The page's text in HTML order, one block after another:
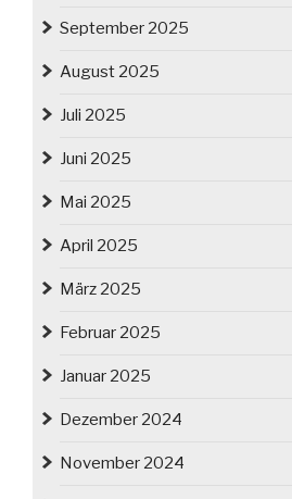
September 2025
August 2025
Juli 2025
Juni 2025
Mai 2025
April 2025
März 2025
Februar 2025
Januar 2025
Dezember 2024
November 2024